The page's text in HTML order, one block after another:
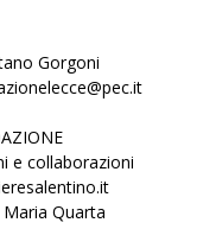
Gorgoni
e collaborazioni
Quarta